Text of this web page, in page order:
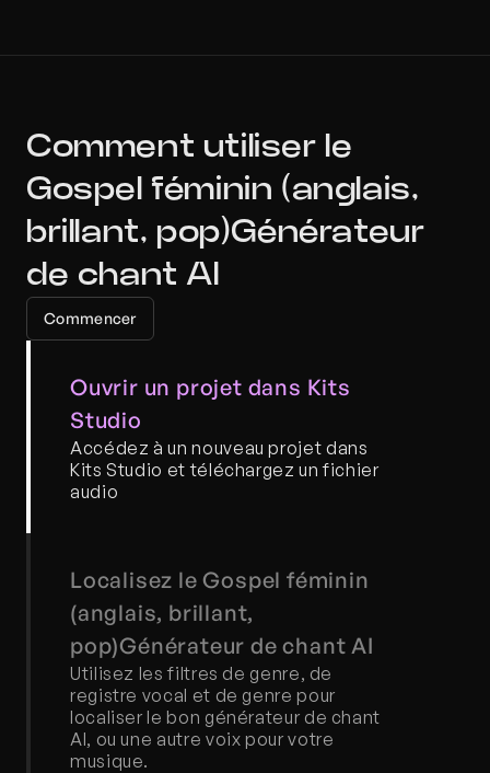
Comment utiliser le
Gospel féminin (anglais,
brillant, pop)Générateur
de chant AI
Commencer
Ouvrir un projet dans Kits
Studio
Accédez à un nouveau projet dans
Kits Studio et téléchargez un fichier
audio
Localisez le Gospel féminin
(anglais, brillant,
pop)Générateur de chant AI
Utilisez les filtres de genre, de
registre vocal et de genre pour
localiser le bon générateur de chant
AI, ou une autre voix pour votre
musique.